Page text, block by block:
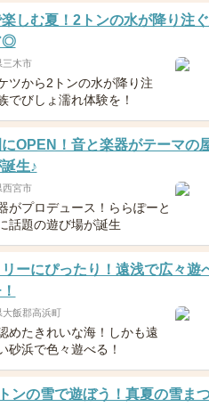
しむ夏！2トンの水が降り注
◎
三木市
ツから2トンの水が降り注
でびしょ濡れ体験を！
OPEN！音と楽器がテーマの
生♪
西宮市
がプロデュース！ららぽーと
話題の遊び場が誕生
ーにぴったり！遠浅で広々遊
大飯郡高浜町
めたきれいな海！しかも遠
砂浜で色々遊べる！
ンの雪で遊ぼう！真夏の雪ま